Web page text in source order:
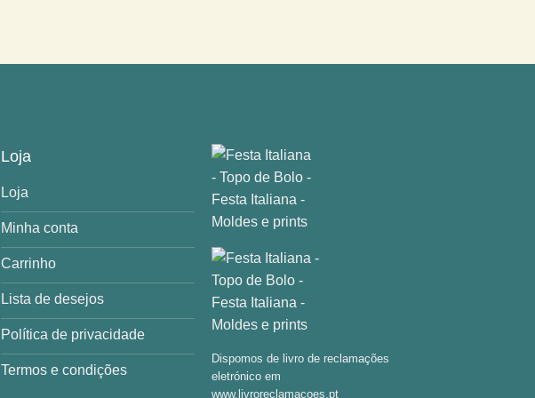
Loja
Loja
Minha conta
Carrinho
Lista de desejos
Política de privacidade
Termos e condições
Dispomos de livro de reclamações
eletrónico em
www.livroreclamacoes.pt